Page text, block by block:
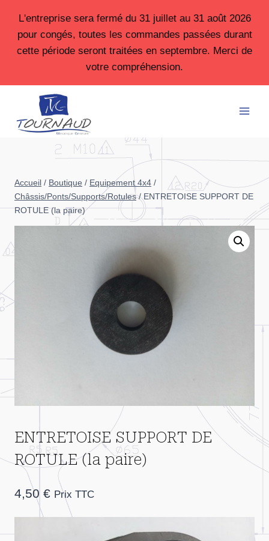
contenu
L'entreprise sera fermé du 31 juillet au 31 août 2026
pour congés, toutes les commandes passées durant
cette période seront traitées en septembre. Merci de
votre compréhension.
Accueil / Boutique / Equipement 4x4 /
Châssis/Ponts/Supports/Rotules / ENTRETOISE SUPPORT DE
ROTULE (la paire)
ENTRETOISE SUPPORT DE
ROTULE (la paire)
4,50 € Prix TTC